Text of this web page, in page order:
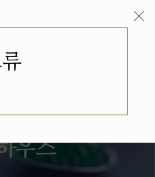
먼트 디플로마
우스